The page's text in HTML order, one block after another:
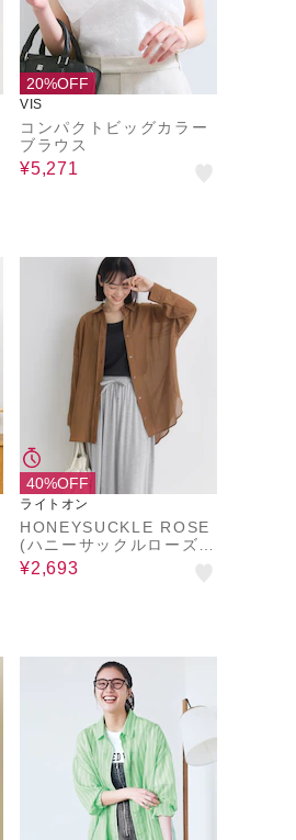
20%OFF
VIS
コンパクトビッグカラー
ブラウス
¥5,271
40%OFF
ライトオン
HONEYSUCKLE ROSE
(ハニーサックルローズ)
シアービッグシャツ
¥2,693